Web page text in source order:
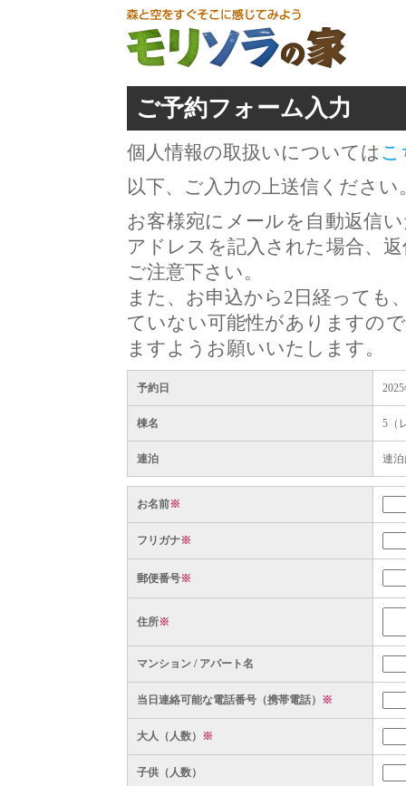
ご予約フォーム入力
個人情報の取扱いについては こ
以下、ご入力の上送信ください
お客様宛にメールを自動返信
アドレスを記入された場合、
ご注意下さい。
また、お申込から2日経っても
ていない可能性がありますの
ますようお願いいたします。
予約日
棟名 5（
連泊 連
お名前※
フリガナ※
郵便番号※
住所※
マンション / アパート名
当日連絡可能な電話番号（携帯電話） ※
大人（人数） ※
子供（人数）